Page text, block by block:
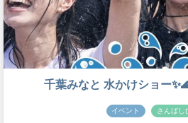
千葉みなと 水かけショー
イベント さんばし